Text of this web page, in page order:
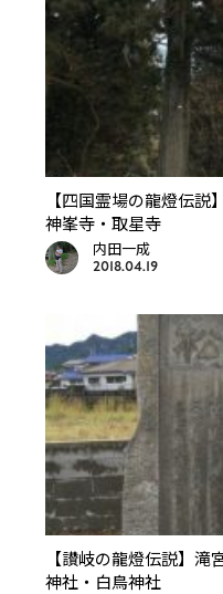
【四国霊場の龍燈伝説
神峯寺・取星寺
内田一成
2018.04.19
【讃岐の龍燈伝説】
神社・白鳥神社